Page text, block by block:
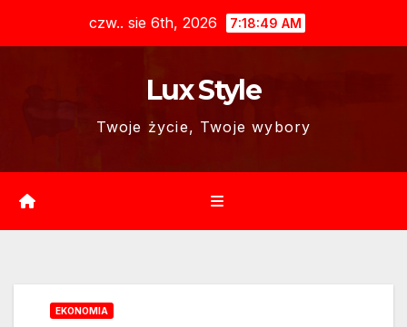
czw.. sie 6th, 2026 7:18:50 AM
Lux Style
Twoje życie, Twoje wybory
EKONOMIA